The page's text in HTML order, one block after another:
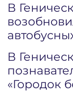
В
В
«Городок